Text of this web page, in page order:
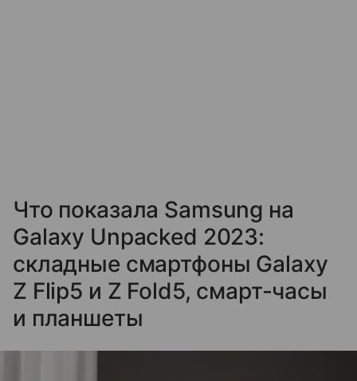
Что показала Samsung на
Galaxy Unpacked 2023:
складные смартфоны Galaxy
Z Flip5 и Z Fold5, смарт-часы
и планшеты